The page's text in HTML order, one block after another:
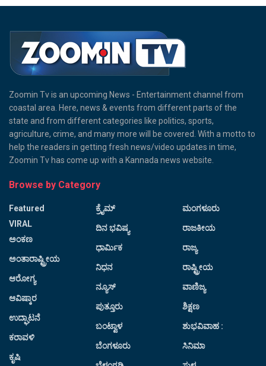
Zoomin Tv is an upcoming News - Entertainment channel from
coastal area. Here, news & events from different parts of the
state and from different categories like politics, sports,
agriculture, crime, and many more will be covered. With a motto to
help the readers in getting fresh news/video updates in time,
Zoomin Tv has come up with a Kannada news website.
Browse by Category
Featured
VIRAL
ಅಂಕಣ
ಅಂತಾರಾಷ್ಟ್ರೀಯ
ಆರೋಗ್ಯ
ಆವಿಷ್ಕಾರ
ಉದ್ಘಾಟನೆ
ಕರಾವಳಿ
ಕೃಷಿ
ಕ್ರೈಮ್
ದಿನ ಭವಿಷ್ಯ
ಧಾರ್ಮಿಕ
ನಿಧನ
ನ್ಯೂಸ್
ಪುತ್ತೂರು
ಬಂಟ್ವಾಳ
ಬೆಂಗಳೂರು
ಮಂಗಳೂರು
ರಾಜಕೀಯ
ರಾಜ್ಯ
ರಾಷ್ಟ್ರೀಯ
ವಾಣಿಜ್ಯ
ಶಿಕ್ಷಣ
ಶುಭವಿವಾಹ :
ಸಿನಿಮಾ